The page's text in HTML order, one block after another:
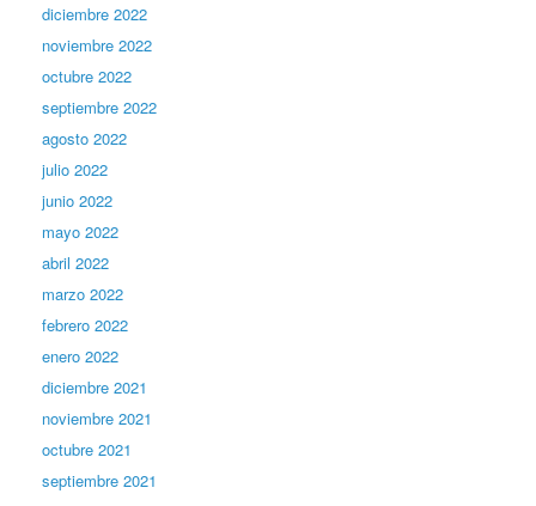
diciembre 2022
noviembre 2022
octubre 2022
septiembre 2022
agosto 2022
julio 2022
junio 2022
mayo 2022
abril 2022
marzo 2022
febrero 2022
enero 2022
diciembre 2021
noviembre 2021
octubre 2021
septiembre 2021